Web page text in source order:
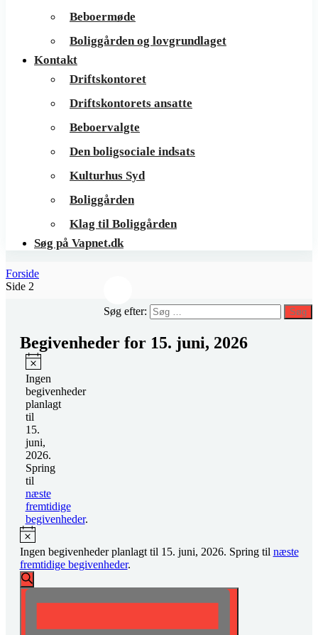
Beboermøde
Boliggården og lovgrundlaget
Kontakt
Driftskontoret
Driftskontorets ansatte
Beboervalgte
Den boligsociale indsats
Kulturhus Syd
Boliggården
Klag til Boliggården
Søg på Vapnet.dk
Søg efter: Søg
Forside
Side 2
Begivenheder for 15. juni, 2026
Notice
Ingen
begivenheder
planlagt
til
15.
juni,
2026.
Spring
til
næste
fremtidige
begivenheder.
Notice
Ingen begivenheder planlagt til 15. juni, 2026. Spring til næste
fremtidige begivenheder.
Begivenheder
Søgning
Søg
efter
Begivenhed